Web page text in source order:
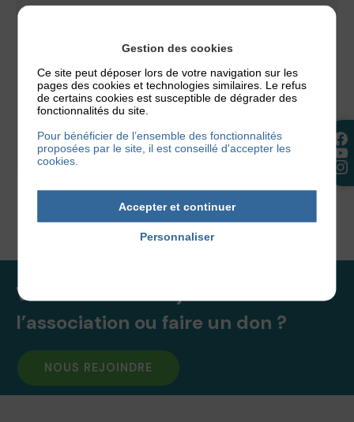
EAU THERMALE ET DERMATITE ATOPIQUE
Est-ce que l’eau thermale peut soulager la
dermatite atopique ? Marjolaine Hering, Dr. en
pharmacie et art-Thérapeute nous répond.
L’eau...
12 juin 2018
Vous souhaitez rejoindre
l’association ou faire un don ?
NOUS REJOINDRE
Gestion des cookies
Ce site peut déposer lors de votre navigation sur les
pages des cookies et technologies similaires. Le refus
de certains cookies est susceptible de dégrader des
fonctionnalités du site.
Pour bénéficier de l’ensemble des fonctionnalités
proposées par le site, il est conseillé d'accepter les
cookies.
Accepter et continuer
Personnaliser